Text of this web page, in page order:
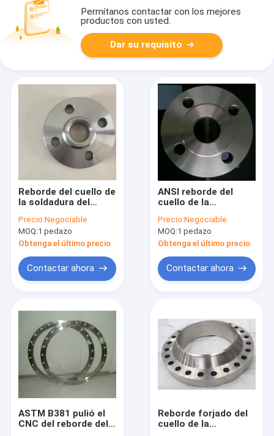
Permítanos contactar con los mejores
productos con usted.
Dar su requisito
Reborde del cuello de
la soldadura del
Ti6AL4V para el
estándar general de
los tubos ASME
B16.5
Precio:Negociable
MOQ:1 pedazo
Obtenga el último precio
Contactar ahora
ANSI reborde del
cuello de la
pulgadas, reborde del
extractor del titanio
150 libras 300 libras
de clase
Precio:Negociable
MOQ:1 pedazo
Obtenga el último precio
Contactar ahora
ASTM B381 pulió el
CNC del reborde del
Reborde forjado del
cuello de la